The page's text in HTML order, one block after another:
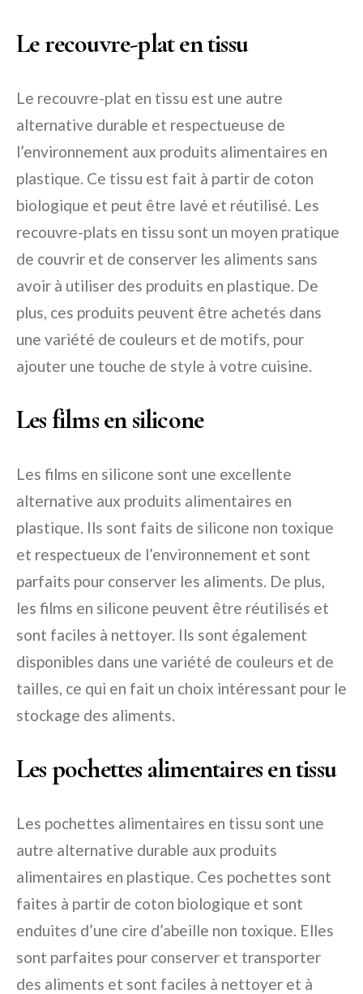
Le recouvre-plat en tissu
Le recouvre-plat en tissu est une autre
alternative durable et respectueuse de
l’environnement aux produits alimentaires en
plastique. Ce tissu est fait à partir de coton
biologique et peut être lavé et réutilisé. Les
recouvre-plats en tissu sont un moyen pratique
de couvrir et de conserver les aliments sans
avoir à utiliser des produits en plastique. De
plus, ces produits peuvent être achetés dans
une variété de couleurs et de motifs, pour
ajouter une touche de style à votre cuisine.
Les films en silicone
Les films en silicone sont une excellente
alternative aux produits alimentaires en
plastique. Ils sont faits de silicone non toxique
et respectueux de l’environnement et sont
parfaits pour conserver les aliments. De plus,
les films en silicone peuvent être réutilisés et
sont faciles à nettoyer. Ils sont également
disponibles dans une variété de couleurs et de
tailles, ce qui en fait un choix intéressant pour le
stockage des aliments.
Les pochettes alimentaires en tissu
Les pochettes alimentaires en tissu sont une
autre alternative durable aux produits
alimentaires en plastique. Ces pochettes sont
faites à partir de coton biologique et sont
enduites d’une cire d’abeille non toxique. Elles
sont parfaites pour conserver et transporter
des aliments et sont faciles à nettoyer et à